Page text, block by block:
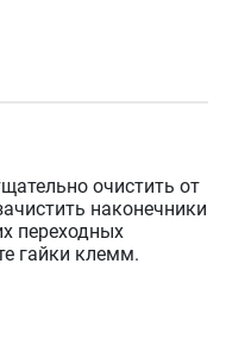
очистить от
наконечники
переходных
гайки клемм.